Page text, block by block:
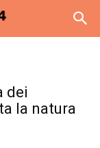
dei
la natura